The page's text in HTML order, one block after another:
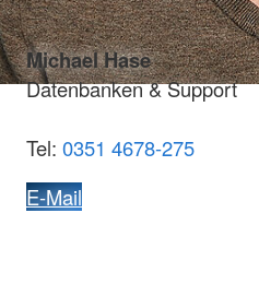
Michael Hase
Datenbanken & Support
Tel: 0351 4678-275
E-Mail